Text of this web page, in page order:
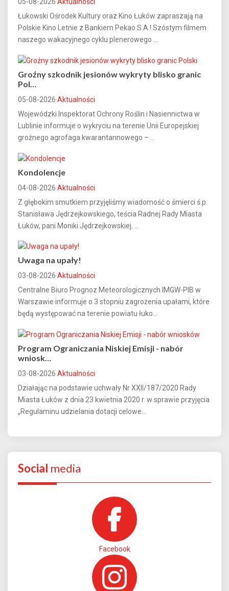
Łukowski Ośrodek Kultury oraz Kino Łuków zapraszają na
Polskie Kino Letnie z Bankiem Pekao S.A.! Szóstym filmem
naszego wakacyjnego cyklu plenerowego ...
Groźny szkodnik jesionów wykryty blisko granic
Pol…
05-08-2026 Aktualności
Wojewódzki Inspektorat Ochrony Roślin i Nasiennictwa w
Lublinie informuje o wykryciu na terenie Unii Europejskiej
groźnego agrofaga kwarantannowego – ...
Kondolencje
04-08-2026 Aktualności
Z głębokim smutkiem przyjęliśmy wiadomość o śmierci ś.p.
Stanisława Jędrzejkowskiego, teścia Radnej Rady Miasta
Łuków, pani Moniki Jędrzejkowskiej. ...
Uwaga na upały!
03-08-2026 Aktualności
Centralne Biuro Prognoz Meteorologicznych IMGW-PIB w
Warszawie informuje o 3 stopniu zagrożenia upałami, które
będą występować na terenie powiatu łuko...
Program Ograniczania Niskiej Emisji - nabór
wniosk…
03-08-2026 Aktualności
Działając na podstawie uchwały Nr XXII/187/2020 Rady
Miasta Łuków z dnia 23 kwietnia 2020 r. w sprawie przyjęcia
„Regulaminu udzielania dotacji celowe...
Social media
Facebook